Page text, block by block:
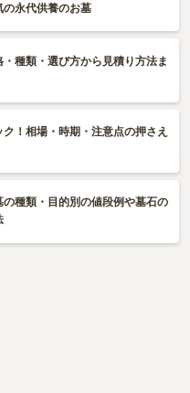
永代供養のお墓
・種類・選び方から見積り方法ま
！相場・時期・注意点の押さえ
種類・目的別の値段例や墓石の